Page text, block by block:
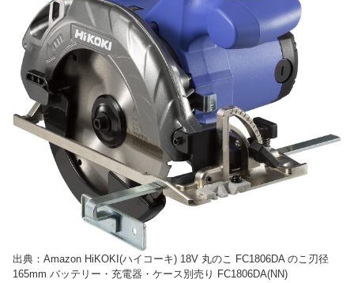
出典：Amazon HiKOKI(ハイコーキ) 18V 丸のこ FC1806DA のこ刃径
165mm バッテリー・充電器・ケース別売り FC1806DA(NN)